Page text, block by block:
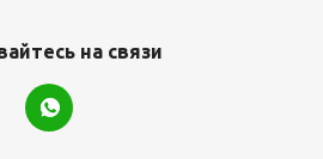
на связи